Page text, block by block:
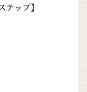
テップ】